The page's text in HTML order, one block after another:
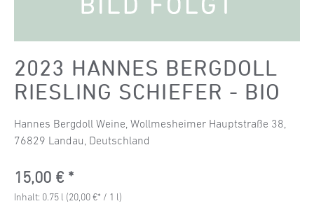
2023 HANNES BERGDOLL
RIESLING SCHIEFER - BIO
Hannes Bergdoll Weine, Wollmesheimer Hauptstraße 38,
76829 Landau, Deutschland
Regulärer Preis:
15,00 €
Inhalt: 0.75 l (20,00 €* / 1 l)